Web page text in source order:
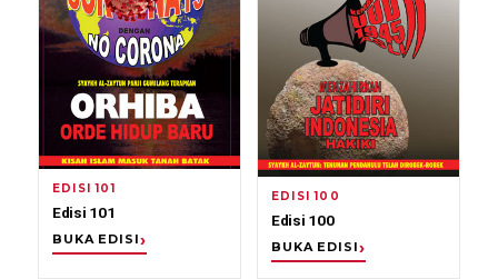
EDISI 101
Edisi 101
BUKA EDISI
EDISI 100
Edisi 100
BUKA EDISI